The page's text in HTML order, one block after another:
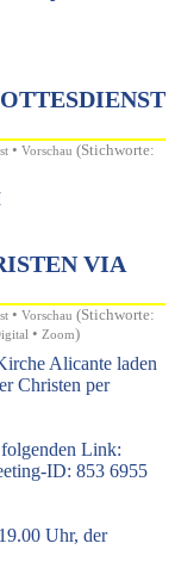
• Vorschau (Stichworte:
VIA
• Vorschau (Stichworte:
• Zoom)
Alicante laden
Christen per
Link:
ID: 853 6955
Uhr, der